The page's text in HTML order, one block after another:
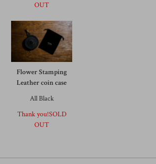
OUT
Flower Stamping
Leather coin case
All Black
Thank you!SOLD
OUT